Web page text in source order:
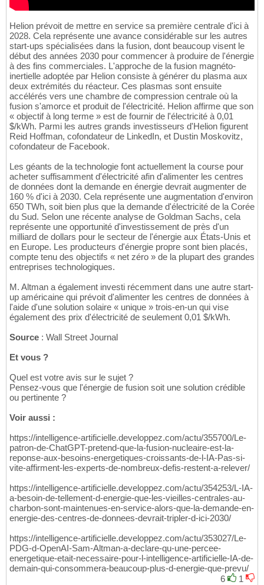
Helion prévoit de mettre en service sa première centrale d'ici à
2028. Cela représente une avance considérable sur les autres
start-ups spécialisées dans la fusion, dont beaucoup visent le
début des années 2030 pour commencer à produire de l'énergie
à des fins commerciales. L'approche de la fusion magnéto-
inertielle adoptée par Helion consiste à générer du plasma aux
deux extrémités du réacteur. Ces plasmas sont ensuite
accélérés vers une chambre de compression centrale où la
fusion s'amorce et produit de l'électricité. Helion affirme que son
« objectif à long terme » est de fournir de l'électricité à 0,01
$/kWh. Parmi les autres grands investisseurs d'Helion figurent
Reid Hoffman, cofondateur de LinkedIn, et Dustin Moskovitz,
cofondateur de Facebook.
Les géants de la technologie font actuellement la course pour
acheter suffisamment d'électricité afin d'alimenter les centres
de données dont la demande en énergie devrait augmenter de
160 % d'ici à 2030. Cela représente une augmentation d'environ
650 TWh, soit bien plus que la demande d'électricité de la Corée
du Sud. Selon une récente analyse de Goldman Sachs, cela
représente une opportunité d'investissement de près d'un
milliard de dollars pour le secteur de l'énergie aux États-Unis et
en Europe. Les producteurs d'énergie propre sont bien placés,
compte tenu des objectifs « net zéro » de la plupart des grandes
entreprises technologiques.
M. Altman a également investi récemment dans une autre start-
up américaine qui prévoit d'alimenter les centres de données à
l'aide d'une solution solaire « unique » trois-en-un qui vise
également des prix d'électricité de seulement 0,01 $/kWh.
Source : Wall Street Journal
Et vous ?
Quel est votre avis sur le sujet ?
Pensez-vous que l'énergie de fusion soit une solution crédible
ou pertinente ?
Voir aussi :
https://intelligence-artificielle.developpez.com/actu/355700/Le-
patron-de-ChatGPT-pretend-que-la-fusion-nucleaire-est-la-
reponse-aux-besoins-energetiques-croissants-de-l-IA-Pas-si-
vite-affirment-les-experts-de-nombreux-defis-restent-a-relever/
https://intelligence-artificielle.developpez.com/actu/354253/L-IA-
a-besoin-de-tellement-d-energie-que-les-vieilles-centrales-au-
charbon-sont-maintenues-en-service-alors-que-la-demande-en-
energie-des-centres-de-donnees-devrait-tripler-d-ici-2030/
https://intelligence-artificielle.developpez.com/actu/353027/Le-
PDG-d-OpenAI-Sam-Altman-a-declare-qu-une-percee-
energetique-etait-necessaire-pour-l-intelligence-artificielle-IA-de-
demain-qui-consommera-beaucoup-plus-d-energie-que-prevu/
6
1